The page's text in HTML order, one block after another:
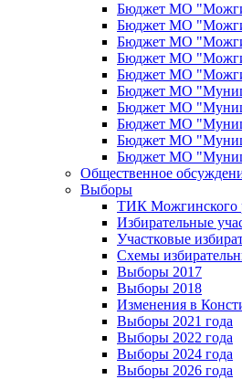
Бюджет МО
Бюджет МО
Бюджет МО
Бюджет МО
Бюджет МО
Бюджет МО
Бюджет МО
Бюджет МО
Бюджет МО
Бюджет МО
Общественное
Выборы
ТИК Можгинского
Избирательные
Участковые
Схемы
Выборы 2017
Выборы 2018
Изменения в
Выборы 2021 года
Выборы 2022 года
Выборы 2024 года
Выборы 2026 года